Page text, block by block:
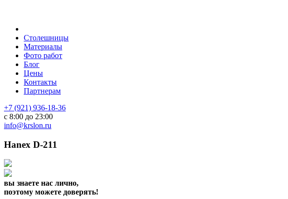
Столешницы
Материалы
Фото работ
Блог
Цены
Контакты
Партнерам
+7 (921) 936-18-36
с 8:00 до 23:00
info@krslon.ru
Hanex D-211
вы знаете нас лично,
поэтому можете доверять!